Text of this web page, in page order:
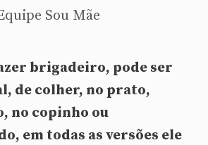
Sou Mãe
brigadeiro, pode ser
de colher, no prato,
no copinho ou
em todas as versões ele